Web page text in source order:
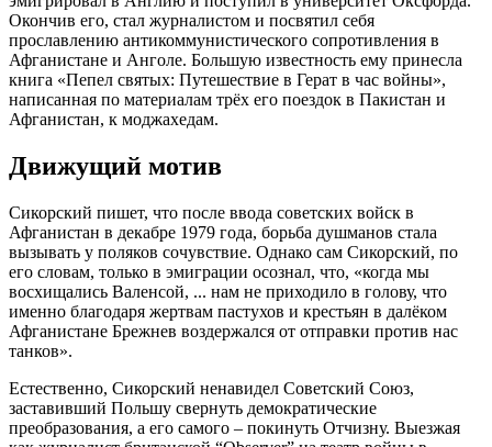
Окончив его, стал журналистом и посвятил себя
прославлению антикоммунистического сопротивления в
Афганистане и Анголе. Большую известность ему принесла
книга «Пепел святых: Путешествие в Герат в час войны»,
написанная по материалам трёх его поездок в Пакистан и
Афганистан, к моджахедам.
Движущий мотив
Сикорский пишет, что после ввода советских войск в
Афганистан в декабре 1979 года, борьба душманов стала
вызывать у поляков сочувствие. Однако сам Сикорский, по
его словам, только в эмиграции осознал, что, «когда мы
восхищались Валенсой, ... нам не приходило в голову, что
именно благодаря жертвам пастухов и крестьян в далёком
Афганистане Брежнев воздержался от отправки против нас
танков».
Естественно, Сикорский ненавидел Советский Союз,
заставивший Польшу свернуть демократические
преобразования, а его самого – покинуть Отчизну. Выезжая